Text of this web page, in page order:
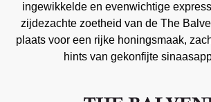
ingewikkelde en evenwichtige
zijdezachte zoetheid van de The
plaats voor een rijke honingsmaak,
hints van gekonfijte